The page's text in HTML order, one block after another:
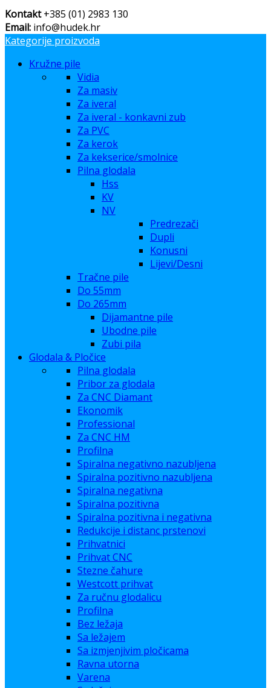
Kontakt+385 (01) 2983 130
Email: info@hudek.hr
Kategorije proizvoda
Kružne pile
Vidia
Za masiv
Za iveral
Za iveral - konkavni zub
Za PVC
Za kerok
Za kekserice/smolnice
Pilna glodala
Hss
KV
NV
Predrezači
Dupli
Konusni
Lijevi/Desni
Tračne pile
Do 55mm
Do 265mm
Dijamantne pile
Ubodne pile
Zubi pila
Glodala & Pločice
Pilna glodala
Pribor za glodala
Za CNC Diamant
Ekonomik
Professional
Za CNC HM
Profilna
Spiralna negativno nazubljena
Spiralna pozitivno nazubljena
Spiralna negativna
Spiralna pozitivna
Spiralna pozitivna i negativna
Redukcije i distanc prstenovi
Prihvatnici
Prihvat CNC
Stezne čahure
Westcott prihvat
Za ručnu glodalicu
Profilna
Bez ležaja
Sa ležajem
Sa izmjenjivim pločicama
Ravna utorna
Varena